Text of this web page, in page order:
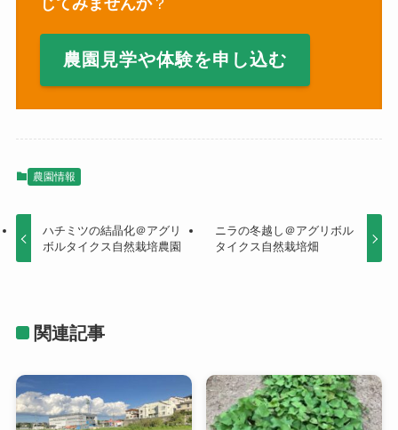
じてみませんか？
農園見学や体験を申し込む
農園情報
ハチミツの結晶化＠アグリ
ボルタイクス自然栽培農園
ニラの冬越し＠アグリボル
タイクス自然栽培畑
関連記事